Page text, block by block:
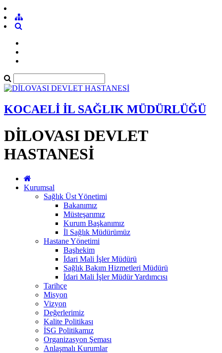
KOCAELİ İL SAĞLIK MÜDÜRLÜĞÜ
DİLOVASI DEVLET
HASTANESİ
Kurumsal
Sağlık Üst Yönetimi
Bakanımız
Müsteşarımız
Kurum Başkanımız
İl Sağlık Müdürümüz
Hastane Yönetimi
Başhekim
İdari Mali İşler Müdürü
Sağlık Bakım Hizmetleri Müdürü
İdari Mali İşler Müdür Yardımcısı
Tarihçe
Misyon
Vizyon
Değerlerimiz
Kalite Politikası
İSG Politikamız
Organizasyon Şeması
Anlaşmalı Kurumlar